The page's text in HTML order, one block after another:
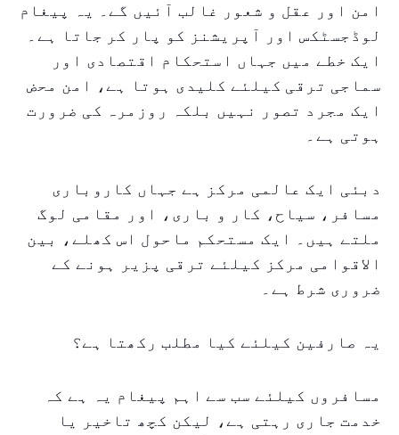
امن اور عقل و شعور غالب آئیں گے۔ یہ پیغام
لوڈجسٹکس اور آپریشنز کو پار کر جاتا ہے۔
ایک خطے میں جہاں استحکام اقتصادی اور
سماجی ترقی کیلئے کلیدی ہوتا ہے، امن محض
ایک مجرد تصور نہیں بلکہ روزمرہ کی ضرورت
ہوتی ہے۔
دبئی ایک عالمی مرکز ہے جہاں کاروباری
مسافر، سیاح، کار و باری، اور مقامی لوگ
ملتے ہیں۔ ایک مستحکم ماحول اس کھلے، بین
الاقوامی مرکز کیلئے ترقی پزیر ہونے کے
ضروری شرط ہے۔
یہ صارفین کیلئے کیا مطلب رکھتا ہے؟
مسافروں کیلئے سب سے اہم پیغام یہ ہے کہ
خدمت جاری رہتی ہے، لیکن کچھ تاخیر یا